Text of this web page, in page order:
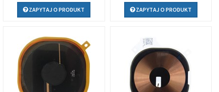
ZAPYTAJ O PRODUKT ZAPYTAJ O PRODUKT